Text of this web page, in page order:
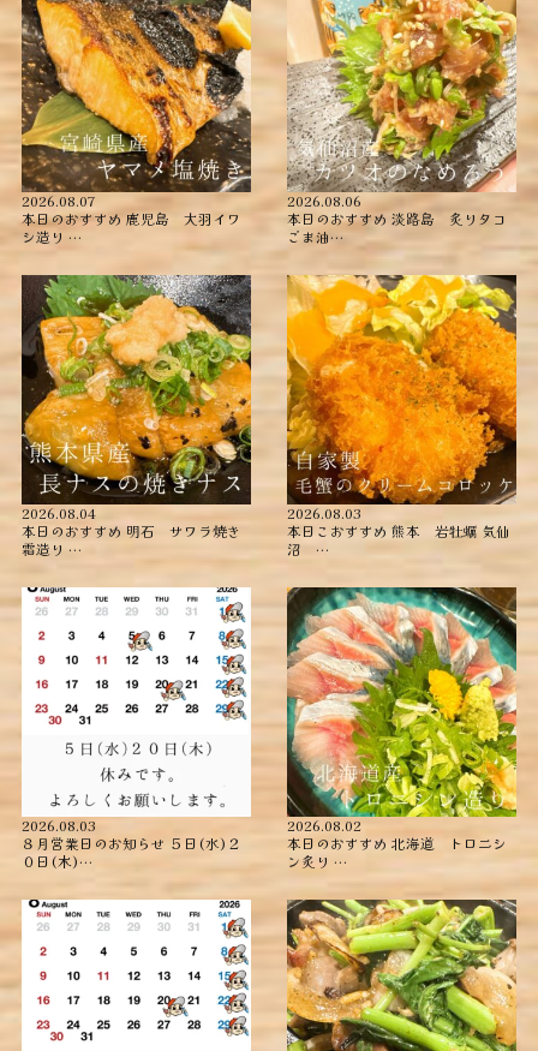
2026.08.07
本日のおすすめ ︎鹿児島 大羽イワ
シ造り …
2026.08.06
本日のおすすめ ︎淡路島 炙りタコ
ごま油…
2026.08.04
本日のおすすめ ︎明石 サワラ焼き
霜造り …
2026.08.03
本日こおすすめ ︎熊本 岩牡蠣 ︎気仙
沼 …
2026.08.03
８月営業日のお知らせ ５日(水)２
０日(木)…
2026.08.02
本日のおすすめ ︎北海道 トロニシ
ン炙り …